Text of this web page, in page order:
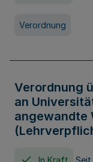
Verordnung
Verordnung
an
angewandte
In Kraft